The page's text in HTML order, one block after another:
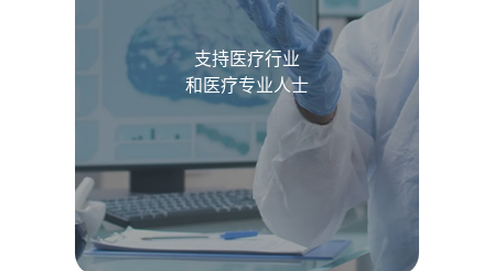
支持医疗行业
和医疗专业人士